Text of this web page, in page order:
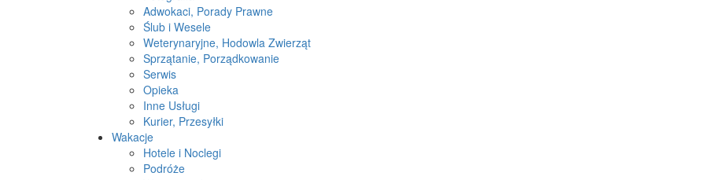
Adwokaci, Porady Prawne
Ślub i Wesele
Weterynaryjne, Hodowla Zwierząt
Sprzątanie, Porządkowanie
Serwis
Opieka
Inne Usługi
Kurier, Przesyłki
Wakacje
Hotele i Noclegi
Podróże